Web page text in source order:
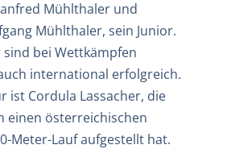
Mühlthaler und
Mühlthaler, sein Junior.
bei Wettkämpfen
international erfolgreich.
ist Cordula Lassacher, die
einen österreichischen
Meter-Lauf aufgestellt hat.